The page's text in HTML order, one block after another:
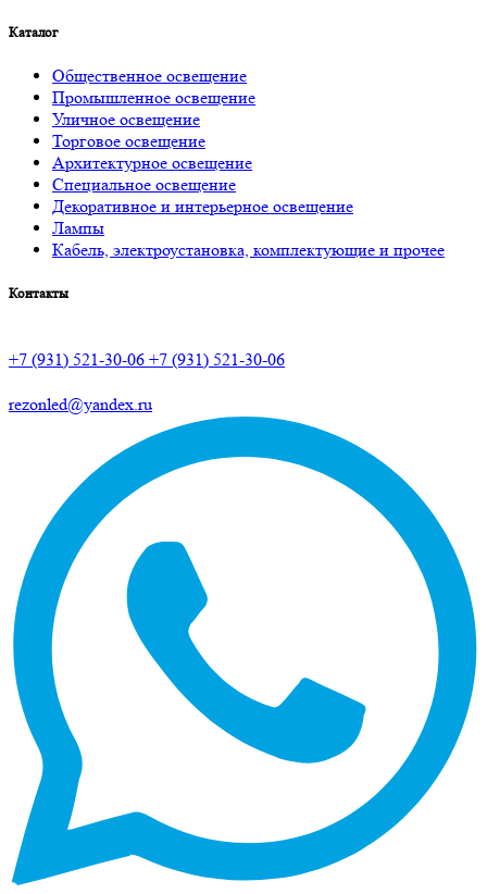
Каталог
Общественное освещение
Промышленное освещение
Уличное освещение
Торговое освещение
Архитектурное освещение
Специальное освещение
Декоративное и интерьерное освещение
Лампы
Кабель, электроустановка, комплектующие и прочее
Контакты
+7 (931) 521-30-06 +7 (931) 521-30-06
rezonled@yandex.ru